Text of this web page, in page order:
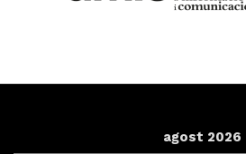
agost 2026